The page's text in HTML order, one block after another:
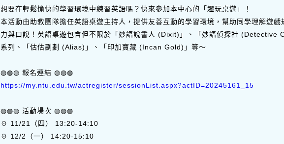
想要在輕鬆愉快的學習環境中練習英語嗎？快來參加本中心的「趣玩桌遊」！
本活動由助教團隊擔任英語桌遊主持人，提供友善互動的學習環境，幫助同學理解遊
力與口說！英語桌遊包含但不限於「妙語說書人 (Dixit)」、「妙語偵探社 (Detective
系列、「估估劃劃 (Alias)」、「印加寶藏 (Incan Gold)」等～
◍◍◍ 報名連結 ◍◍◍
https://my.ntu.edu.tw/actregister/sessionList.aspx?actID=20245161_15
◍◍◍ 活動場次 ◍◍◍
☉ 11/21（四） 13:20-14:10
☉ 12/2（一） 14:20-15:10